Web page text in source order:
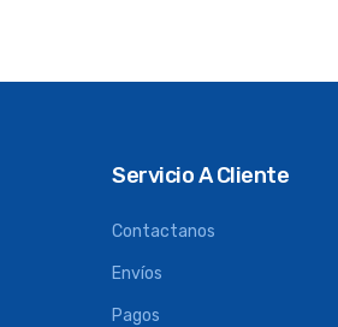
Servicio A Cliente
Contactanos
Envíos
Pagos